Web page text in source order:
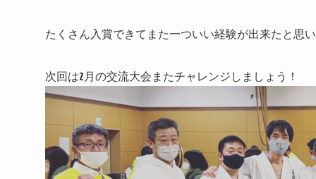
たくさん入賞できてまた一ついい経験が出来たと思
次回は2月の交流大会またチャレンジしましょう！